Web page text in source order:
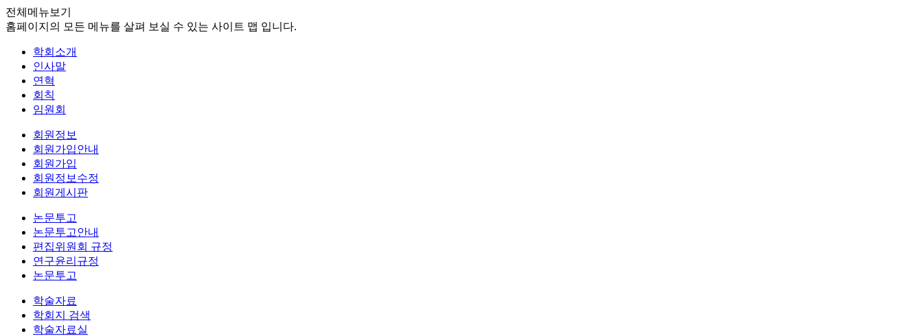
전체메뉴보기
홈페이지의 모든 메뉴를 살펴 보실 수 있는 사이트 맵 입니다.
학회소개
인사말
연혁
회칙
임원회
회원정보
회원가입안내
회원가입
회원정보수정
회원게시판
논문투고
논문투고안내
편집위원회 규정
연구윤리규정
논문투고
학술자료
학회지 검색
학술자료실